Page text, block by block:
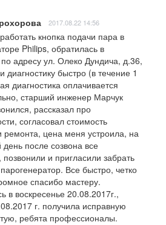
2017.08.22 14:56
кнопка подачи пара в
Philips, обратилась в
адресу ул. Олеко Дундича, д.36,
диагностику быстро (в течение 1
диагностика оплачивается
старший инженер Марчук
рассказал про
согласовал стоимость
ремонта, цена меня устроила, на
после созвона все
и пригласили забрать
Все быстро, четко
спасибо мастеру.
в воскресенье 20.08.2017г.,
г. получила исправную
ребята профессионалы.